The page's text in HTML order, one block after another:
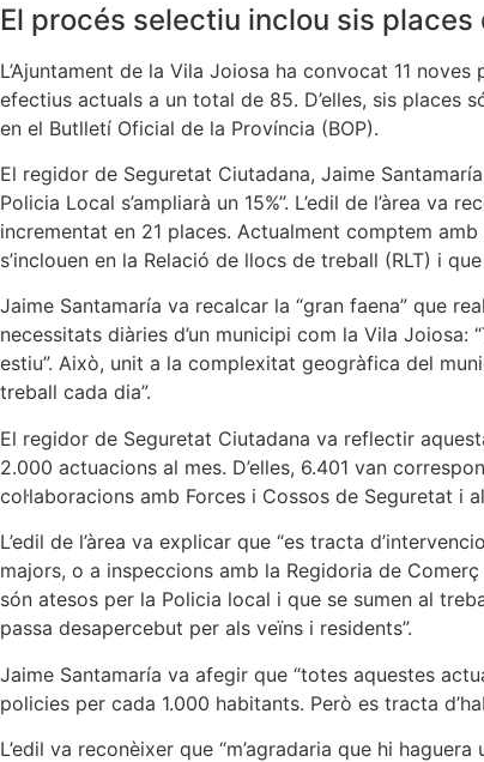
El procés selectiu inclou sis
L’Ajuntament de la Vila Joiosa ha convocat 11
efectius actuals a un total de 85. D’elles, sis places
en el Butlletí Oficial de la Província (BOP).
El regidor de Seguretat Ciutadana, Jaime
Policia Local s’ampliarà un 15%”. L’edil de l’àrea
incrementat en 21 places. Actualment comptem
s’inclouen en la Relació de llocs de treball (RLT) i
Jaime Santamaría va recalcar la “gran faena” que
necessitats diàries d’un municipi com la Vila
estiu”. Això, unit a la complexitat geogràfica del
treball cada dia”.
El regidor de Seguretat Ciutadana va reflectir
2.000 actuacions al mes. D’elles, 6.401 van
col·laboracions amb Forces i Cossos de Seguretat i
L’edil de l’àrea va explicar que “es tracta
majors, o a inspeccions amb la Regidoria de
són atesos per la Policia local i que se sumen al
passa desapercebut per als veïns i residents”.
Jaime Santamaría va afegir que “totes aquestes
policies per cada 1.000 habitants. Però es tracta
L’edil va reconèixer que “m’agradaria que hi